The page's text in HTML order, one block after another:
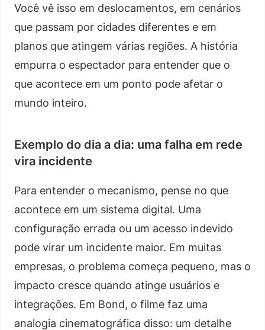
Você vê isso em deslocamentos, em cenários
que passam por cidades diferentes e em
planos que atingem várias regiões. A história
empurra o espectador para entender que o
que acontece em um ponto pode afetar o
mundo inteiro.
Exemplo do dia a dia: uma falha em rede
vira incidente
Para entender o mecanismo, pense no que
acontece em um sistema digital. Uma
configuração errada ou um acesso indevido
pode virar um incidente maior. Em muitas
empresas, o problema começa pequeno, mas o
impacto cresce quando atinge usuários e
integrações. Em Bond, o filme faz uma
analogia cinematográfica disso: um detalhe